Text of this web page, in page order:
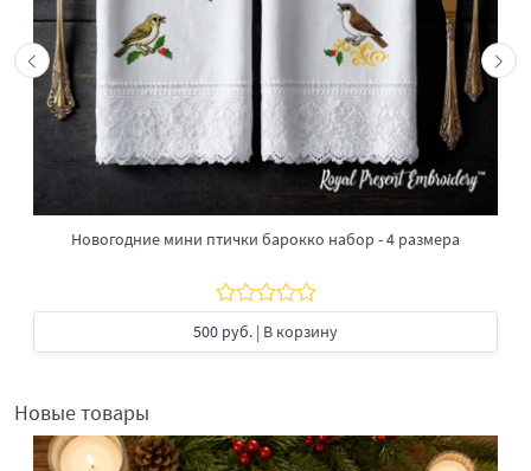
Новогодние мини птички барокко набор - 4 размера
500 руб. | В корзину
Новые товары